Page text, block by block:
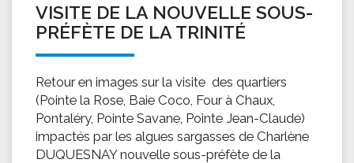
VISITE DE LA NOUVELLE SOUS-
PRÉFÈTE DE LA TRINITÉ
Retour en images sur la visite des quartiers
(Pointe la Rose, Baie Coco, Four à Chaux,
Pontaléry, Pointe Savane, Pointe Jean-Claude)
impactés par les algues sargasses de Charlène
DUQUESNAY nouvelle sous-préfète de la